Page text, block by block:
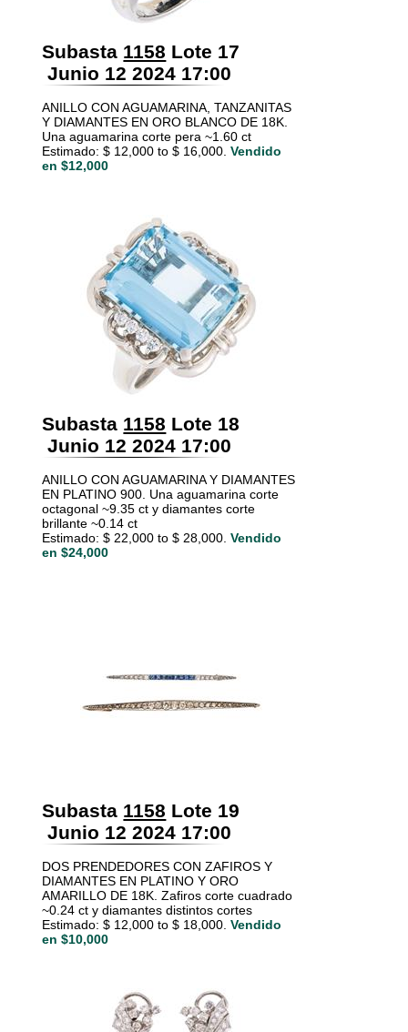
Subasta 1158 Lote 17
Junio 12 2024 17:00
ANILLO CON AGUAMARINA, TANZANITAS
Y DIAMANTES EN ORO BLANCO DE 18K.
Una aguamarina corte pera ~1.60 ct
Estimado: $ 12,000 to $ 16,000. Vendido
en $12,000
Subasta 1158 Lote 18
Junio 12 2024 17:00
ANILLO CON AGUAMARINA Y DIAMANTES
EN PLATINO 900. Una aguamarina corte
octagonal ~9.35 ct y diamantes corte
brillante ~0.14 ct
Estimado: $ 22,000 to $ 28,000. Vendido
en $24,000
Subasta 1158 Lote 19
Junio 12 2024 17:00
DOS PRENDEDORES CON ZAFIROS Y
DIAMANTES EN PLATINO Y ORO
AMARILLO DE 18K. Zafiros corte cuadrado
~0.24 ct y diamantes distintos cortes
Estimado: $ 12,000 to $ 18,000. Vendido
en $10,000